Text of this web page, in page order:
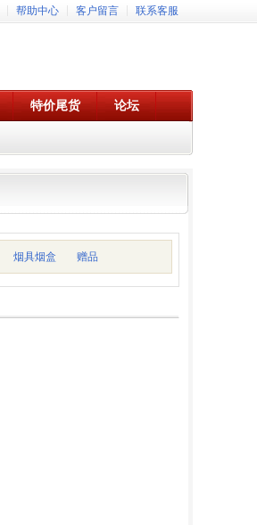
帮助中心 客户留言 联系客服
特价尾货 论坛
烟具烟盒 赠品